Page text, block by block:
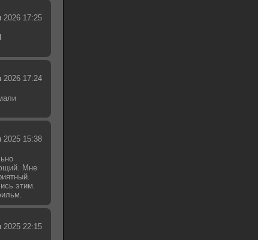
2026 17:25
2026 17:24
2025 15:38
Мне
этим.
2025 22:15